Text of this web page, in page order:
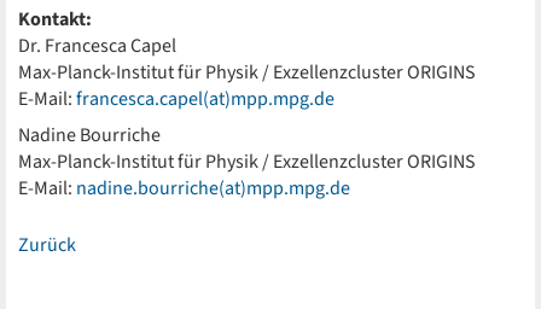
Kontakt:
Dr. Francesca Capel
Max-Planck-Institut für Physik / Exzellenzcluster ORIGINS
E-Mail:francesca.capel(at)mpp.mpg.de
Nadine Bourriche
Max-Planck-Institut für Physik / Exzellenzcluster ORIGINS
E-Mail: nadine.bourriche(at)mpp.mpg.de
Zurück